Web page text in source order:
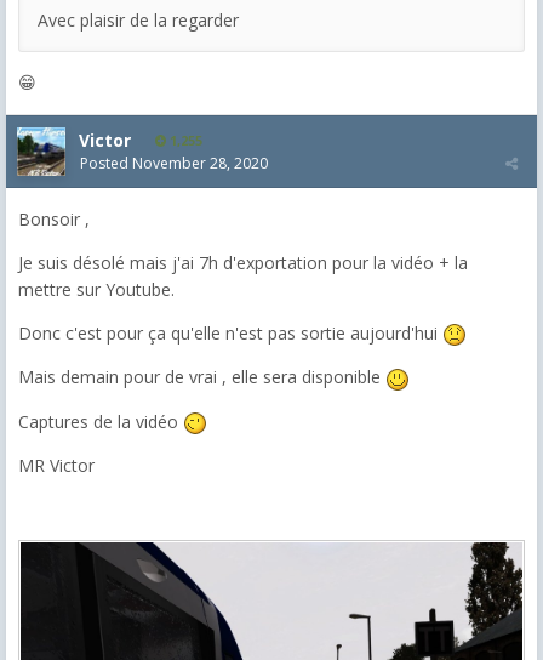
Avec plaisir de la regarder
😁
Victor 1,255
Posted November 28, 2020
Bonsoir ,
Je suis désolé mais j'ai 7h d'exportation pour la vidéo + la
mettre sur Youtube.
Donc c'est pour ça qu'elle n'est pas sortie aujourd'hui
Mais demain pour de vrai , elle sera disponible
Captures de la vidéo
MR Victor